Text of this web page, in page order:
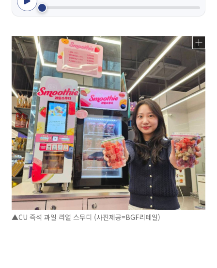
▲CU 즉석 과일 리얼 스무디 (사진제공=BGF리테일)